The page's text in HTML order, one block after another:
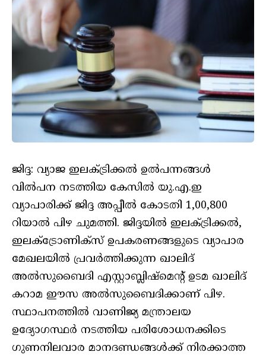
ജിദ്ദ: വ്യാജ ഇലക്ട്രിക്കല്‍ ഉല്‍പന്നങ്ങള്‍
വില്‍പന നടത്തിയ കേസില്‍ യു.എ.ഇ
വ്യാപാരിക്ക് ജിദ്ദ അപ്പീല്‍ കോടതി 1,00,800
റിയാല്‍ പിഴ ചുമത്തി. ജിദ്ദയില്‍ ഇലക്ട്രിക്കല്‍,
ഇലക്ട്രോണിക്സ് ഉപകരണങ്ങളുടെ വ്യാപാര
മേഖലയില്‍ പ്രവര്‍ത്തിക്കുന്ന ഖാലിദ്
അല്‍സുബൈദി എസ്റ്റാബ്ലിഷ്മെന്റ് ഉടമ ഖാലിദ്
കറാമ ഈസ അല്‍സുബൈദിക്കാണ് പിഴ.
സ്ഥാപനത്തില്‍ വാണിജ്യ മന്ത്രാലയ
ഉദ്യോഗസ്ഥര്‍ നടത്തിയ പരിശോധനക്കിടെ
ഗുണനിലവാര മാനദണ്ഡങ്ങള്‍ക്ക് നിരക്കാത്ത